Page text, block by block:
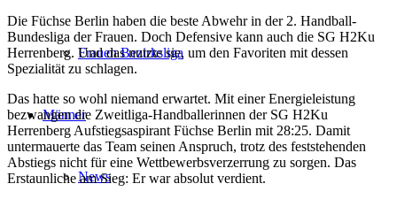
Frauen Bezirksliga
Männer
News
Die Füchse Berlin haben die beste Abwehr in der 2. Handball-
Bundesliga der Frauen. Doch Defensive kann auch die SG H2Ku
Herrenberg. Und das nutzte sie, um den Favoriten mit dessen
Spezialität zu schlagen.
Das hatte so wohl niemand erwartet. Mit einer Energieleistung
bezwangen die Zweitliga-Handballerinnen der SG H2Ku
Herrenberg Aufstiegsaspirant Füchse Berlin mit 28:25. Damit
untermauerte das Team seinen Anspruch, trotz des feststehenden
Abstiegs nicht für eine Wettbewerbsverzerrung zu sorgen. Das
Erstaunliche am Sieg: Er war absolut verdient.